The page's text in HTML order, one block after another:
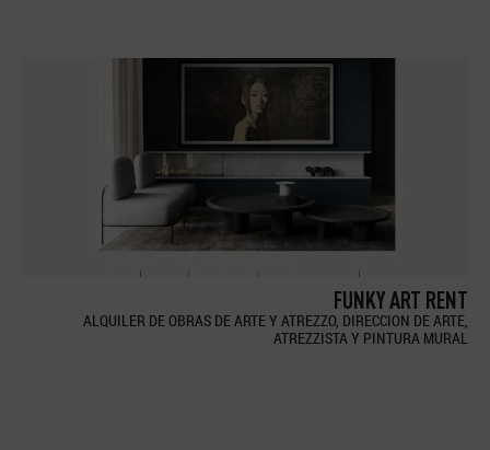
FUNKY ART RENT
ALQUILER DE OBRAS DE ARTE Y ATREZZO, DIRECCION DE ARTE,
ATREZZISTA Y PINTURA MURAL